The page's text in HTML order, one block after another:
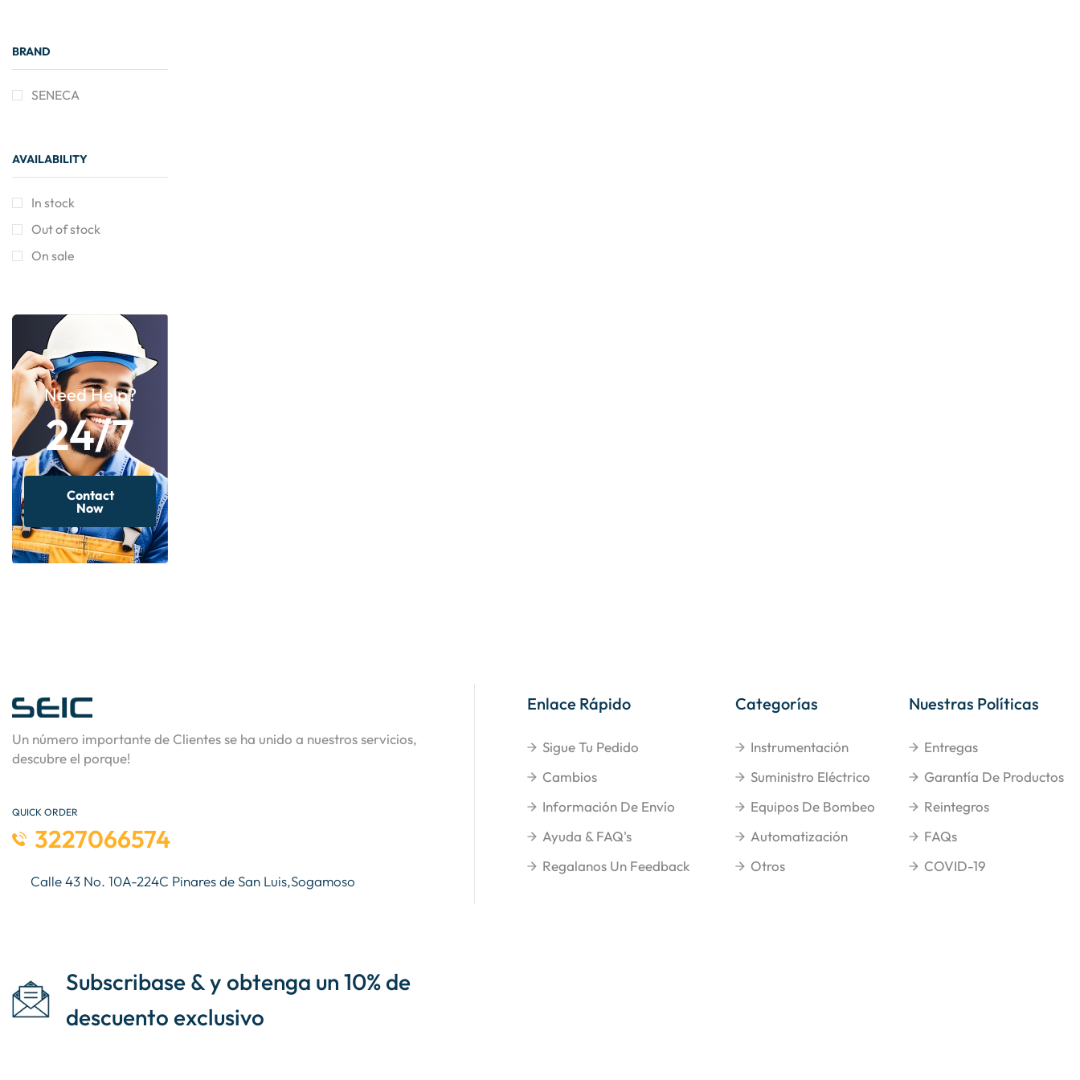
BRAND
SENECA
AVAILABILITY
In stock
Out of stock
On sale
Need Help?
24/7
Contact
Now
Un número importante de Clientes se ha unido a nuestros servicios,
descubre el porque!
QUICK ORDER
3227066574
Calle 43 No. 10A-224C Pinares de San Luis,Sogamoso
Enlace Rápido
Sigue Tu Pedido
Cambios
Información De Envío
Ayuda & FAQ's
Regalanos Un Feedback
Categorías
Instrumentación
Suministro Eléctrico
Equipos De Bombeo
Automatización
Otros
Nuestras Políticas
Entregas
Garantía De Productos
Reintegros
FAQs
COVID-19
Subscribase & y obtenga un 10% de
descuento exclusivo